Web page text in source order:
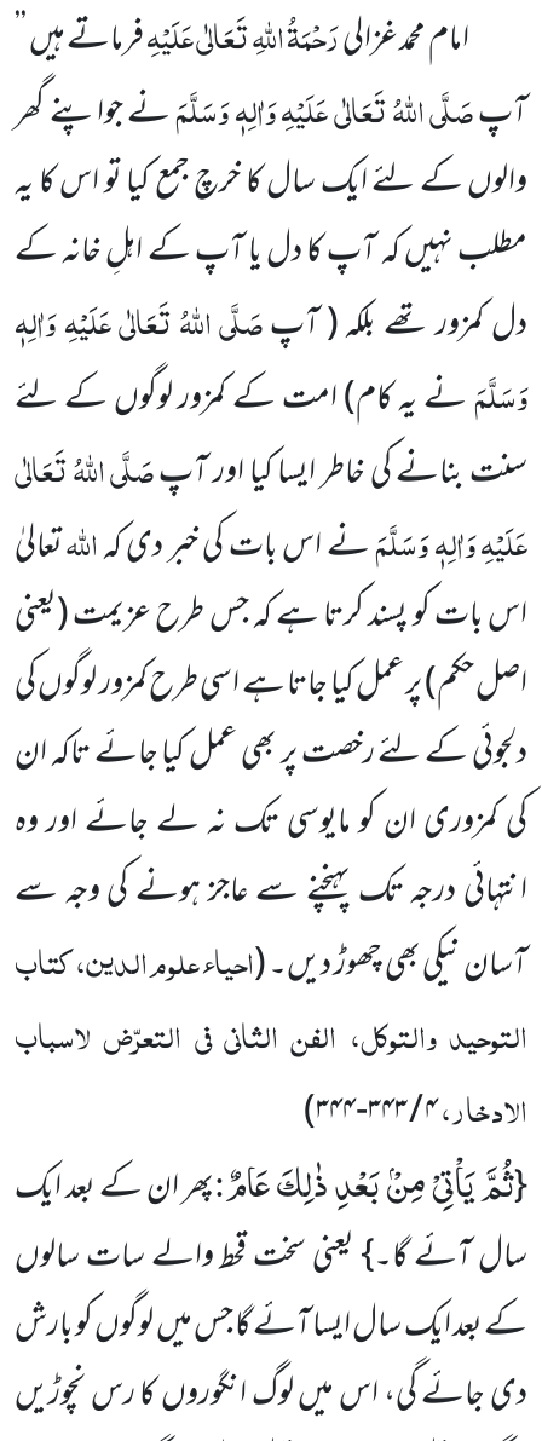
امام محمد غزالیرَحْمَۃُ اللہِ تَعَالٰی عَلَیْہِفرماتے ہیں ’’
آپصَلَّی اللہُ تَعَالٰی عَلَیْہِ وَاٰلِہٖ وَسَلَّمَنے جواپنے گھر
والوں کے لئے ایک سال کا خرچ جمع کیا تو اس کا یہ
مطلب نہیں کہ آپ کا دل یا آپ کے اہلِ خانہ کے
دل کمزور تھے بلکہ ( آپصَلَّی اللہُ تَعَالٰی عَلَیْہِ وَاٰلِہٖ
وَسَلَّمَنے یہ کام) امت کے کمزور لوگوں کے لئے
سنت بنانے کی خاطر ایسا کیا اور آپصَلَّی اللہُ تَعَالٰی
عَلَیْہِ وَاٰلِہٖ وَسَلَّمَنے اس بات کی خبر دی کہاللہتعالیٰ
اس بات کو پسند کرتا ہے کہ جس طرح عزیمت (یعنی
اصل حکم) پر عمل کیا جاتا ہے اسی طرح کمزور لوگوں کی
دلجوئی کے لئے رخصت پر بھی عمل کیا جائے تاکہ ان
کی کمزوری ان کو مایوسی تک نہ لے جائے اور وہ
انتہائی درجہ تک پہنچنے سے عاجز ہونے کی وجہ سے
آسان نیکی بھی چھوڑ دیں۔(احیاء علوم الدین، کتاب
التوحید والتوکل، الفن الثانی فی التعرّض لاسباب
الادخار،۴ / ۳۴۳-۳۴۴
)
{ثُمَّ یَاْتِیْ مِنْۢ بَعْدِ ذٰلِكَ عَامٌ:پھر ان کے بعد ایک
سال آئے گا۔} یعنی سخت قحط والے سات سالوں
کے بعد ایک سال ایسا آئے گا جس میں لوگوں کو بارش
دی جائے گی، اس میں لوگ انگوروں کا رس نچوڑیں